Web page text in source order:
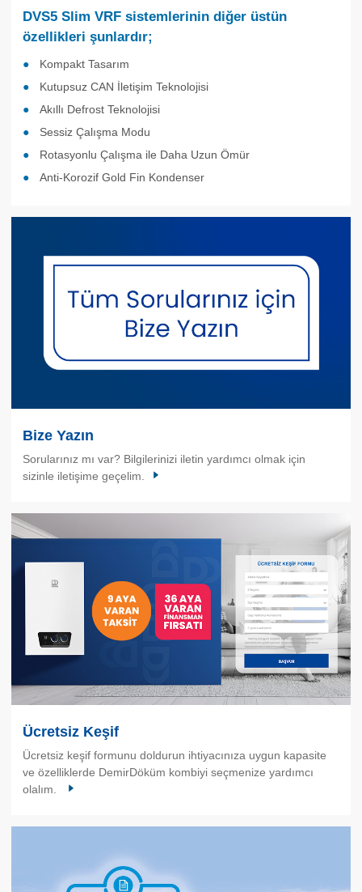
DVS5 Slim VRF sistemlerinin diğer üstün
özellikleri şunlardır;
Kompakt Tasarım
Kutupsuz CAN İletişim Teknolojisi
Akıllı Defrost Teknolojisi
Sessiz Çalışma Modu
Rotasyonlu Çalışma ile Daha Uzun Ömür
Anti-Korozif Gold Fin Kondenser
Bize Yazın
Sorularınız mı var? Bilgilerinizi iletin yardımcı olmak için
sizinle iletişime geçelim.
Ücretsiz Keşif
Ücretsiz keşif formunu doldurun ihtiyacınıza uygun kapasite
ve özelliklerde DemirDöküm kombiyi seçmenize yardımcı
olalım.